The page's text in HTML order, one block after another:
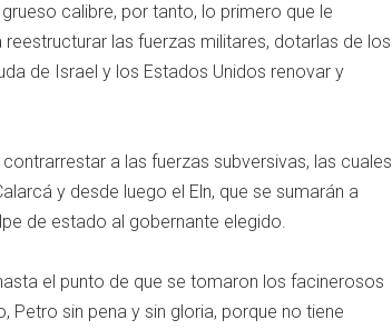
calibre, por tanto, lo primero que le
las fuerzas militares, dotarlas de los
de Israel y los Estados Unidos renovar y
a las fuerzas subversivas, las cuales
y desde luego el Eln, que se sumarán a
de estado al gobernante elegido.
el punto de que se tomaron los facinerosos
Petro sin pena y sin gloria, porque no tiene